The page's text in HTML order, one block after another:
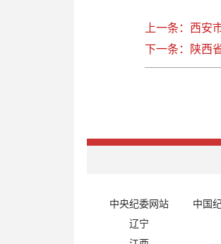
上一条：西安
下一条：陕西
中央纪委网站 中国
辽宁